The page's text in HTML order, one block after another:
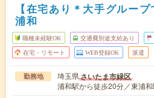
【在宅あり＊大手グルー
浦和
職種未経験OK 交通費別途支給あり
在宅・リモート WEB登録OK 派遣
勤務地 埼玉県さいたま市緑区
浦和駅から徒歩20分／東浦